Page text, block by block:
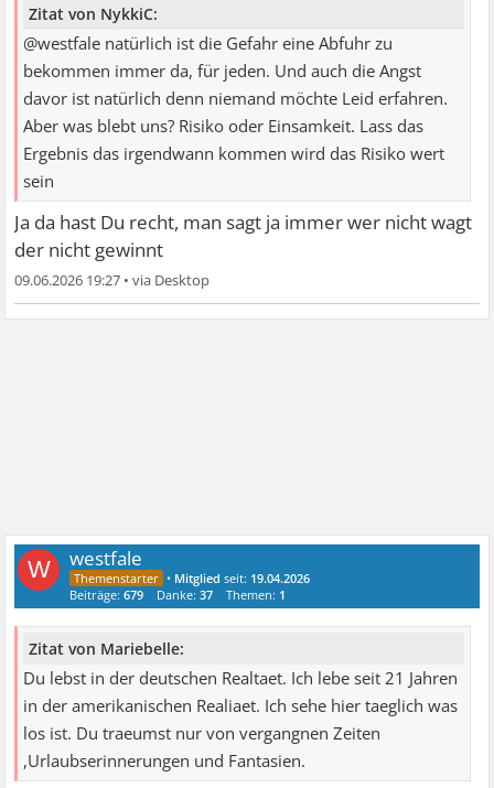
Zitat von NykkiC:
@westfale natürlich ist die Gefahr eine Abfuhr zu
bekommen immer da, für jeden. Und auch die Angst
davor ist natürlich denn niemand möchte Leid erfahren.
Aber was blebt uns? Risiko oder Einsamkeit. Lass das
Ergebnis das irgendwann kommen wird das Risiko wert
sein
Ja da hast Du recht, man sagt ja immer wer nicht wagt
der nicht gewinnt
09.06.2026 19:27 •
W westfale
• Mitglied seit: 19.04.2026
Beiträge:679 Danke:37 Themen: 1
Zitat von Mariebelle:
Du lebst in der deutschen Realtaet. Ich lebe seit 21 Jahren
in der amerikanischen Realiaet. Ich sehe hier taeglich was
los ist. Du traeumst nur von vergangnen Zeiten
,Urlaubserinnerungen und Fantasien.